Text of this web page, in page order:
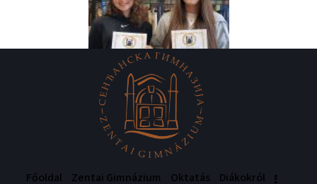
Főoldal Zentai Gimnázium Oktatás Diákokról